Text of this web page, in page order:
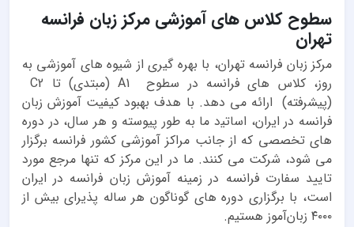
سطوح کلاس های آموزشی مرکز زبان فرانسه
تهران
ﻣﺮﮐﺰ زﺑﺎن ﻓﺮاﻧﺴﻪ ﺗﻬﺮان، ﺑﺎ ﺑﻬﺮه ﮔﯿﺮی از ﺷﯿﻮه ﻫﺎی آﻣﻮزﺷﯽ ﺑﻪ
روز، ﮐﻼس ﻫﺎی ﻓﺮاﻧﺴﻪ در ﺳﻄﻮح A1 (ﻣﺒﺘﺪی) تا C2
(پیشرفته) اراﺋﻪ ﻣﯽ دﻫﺪ. ﺑﺎ ﻫﺪف ﺑﻬﺒﻮد ﮐﯿﻔﯿﺖ آﻣﻮزش زﺑﺎن
ﻓﺮاﻧﺴﻪ در اﯾﺮان، اﺳﺎﺗﯿد ما ﺑﻪ ﻃﻮر ﭘﯿﻮﺳﺘﻪ و هر سال، در دوره
ﻫﺎی ﺗﺨﺼﺼﯽ ﮐﻪ از جانب ﻣﺮاﮐﺰ آﻣﻮزﺷﯽ ﮐﺸﻮر ﻓﺮاﻧﺴﻪ ﺑﺮﮔﺰار
ﻣﯽ ﺷﻮد، شرکت می کنند. ما در این مرکز که تنها مرجع مورد
تایید سفارت فرانسه در زمینه آموزش زبان فرانسه در ایران
است، با برگزاری دوره های گوناگون هر ساله پذیرای بیش از
۴۰۰۰ زبان‌آموز هستیم.